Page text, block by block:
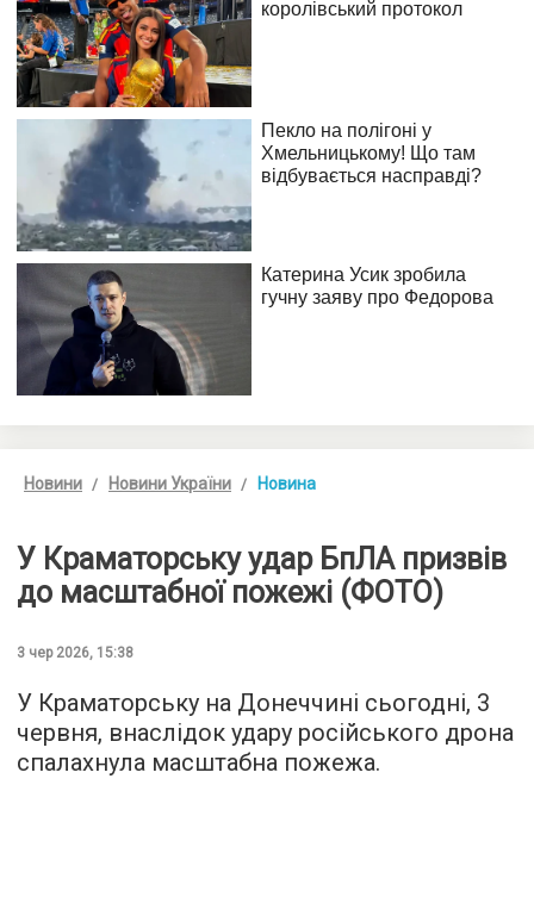
Новини Новини України Новина
У Краматорську удар БпЛА призвів
до масштабної пожежі (ФОТО)
3 чер 2026, 15:38
У Краматорську на Донеччині сьогодні, 3
червня, внаслідок удару російського дрона
спалахнула масштабна пожежа.